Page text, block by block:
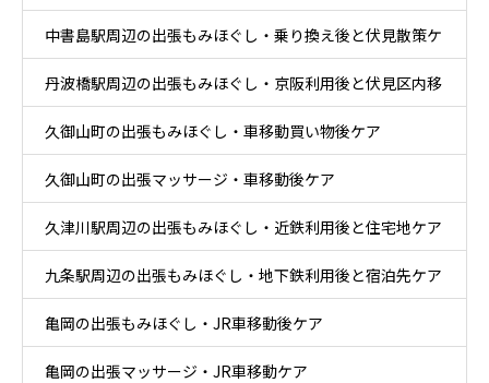
中書島駅周辺の出張もみほぐし・乗り換え後と伏見散策ケ
ア
丹波橋駅周辺の出張もみほぐし・京阪利用後と伏見区内移
動ケア
久御山町の出張もみほぐし・車移動買い物後ケア
久御山町の出張マッサージ・車移動後ケア
久津川駅周辺の出張もみほぐし・近鉄利用後と住宅地ケア
九条駅周辺の出張もみほぐし・地下鉄利用後と宿泊先ケア
亀岡の出張もみほぐし・JR車移動後ケア
亀岡の出張マッサージ・JR車移動ケア